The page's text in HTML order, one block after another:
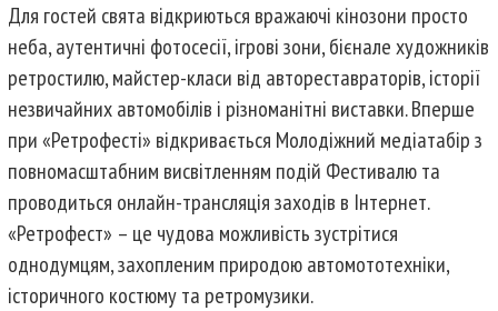
Для гостей свята відкриються вражаючі кінозони просто
неба, аутентичні фотосесії, ігрові зони, бієнале художників
ретростилю, майстер-класи від автореставраторів, історії
незвичайних автомобілів і різноманітні виставки. Вперше
при «Ретрофесті» відкривається Молодіжний медіатабір з
повномасштабним висвітленням подій Фестивалю та
проводиться онлайн-трансляція заходів в Інтернет.
«Ретрофест» – це чудова можливість зустрітися
однодумцям, захопленим природою автомототехніки,
історичного костюму та ретромузики.